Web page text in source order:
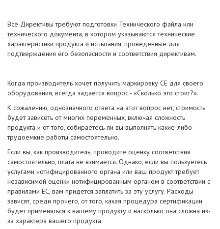
Все Директивы требуют подготовки Технического файла или
технического документа, в котором указываются технические
характеристики продукта и испытания, проведенные для
подтверждения его безопасности и соответствия директивам.
Когда производитель хочет получить маркировку CE для своего
оборудования, всегда задается вопрос - «Сколько это стоит?».
К сожалению, однозначного ответа на этот вопрос нет, стоимость
будет зависеть от многих переменных, включая сложность
продукта и от того, собираетесь ли вы выполнять какие-либо
трудоемкие работы самостоятельно.
Если вы, как производитель, проводите оценку соответствия
самостоятельно, плата не взимается. Однако, если вы пользуетесь
услугами нотифицированного органа или ваш продукт требует
независимой оценки нотифицированным органом в соответствии с
правилами ЕС, вам придется заплатить за эту услугу. Расходы
зависят, среди прочего, от того, какая процедура сертификации
будет применяться к вашему продукту и насколько она сложна из-
за характера вашего продукта.